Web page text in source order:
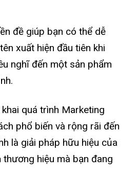
đề giúp bạn có thể dễ
xuất hiện đầu tiên khi
nghĩ đến một sản phẩm
quá trình Marketing
phổ biến và rộng rãi đến
là giải pháp hữu hiệu của
thương hiệu mà bạn đang